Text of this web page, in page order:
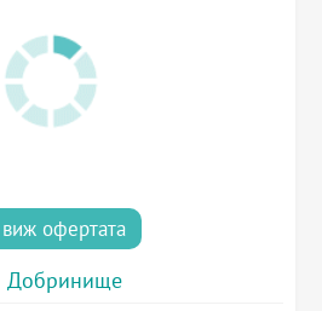
виж офертата
Добринище